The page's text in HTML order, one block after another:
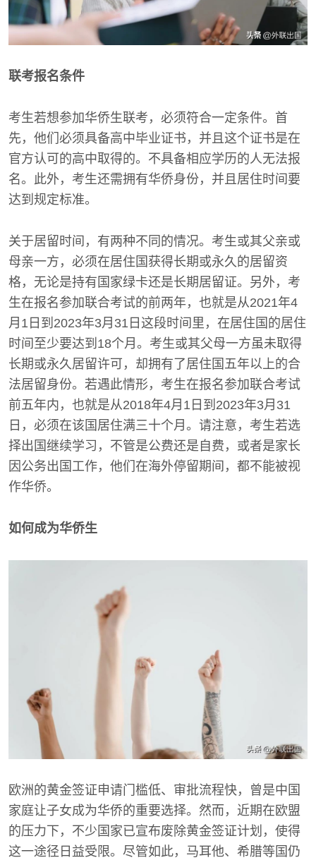
联考报名条件
考生若想参加华侨生联考，必须符合一定条件。首
先，他们必须具备高中毕业证书，并且这个证书是在
官方认可的高中取得的。不具备相应学历的人无法报
名。此外，考生还需拥有华侨身份，并且居住时间要
达到规定标准。
关于居留时间，有两种不同的情况。考生或其父亲或
母亲一方，必须在居住国获得长期或永久的居留资
格，无论是持有国家绿卡还是长期居留证。另外，考
生在报名参加联合考试的前两年，也就是从2021年4
月1日到2023年3月31日这段时间里，在居住国的居住
时间至少要达到18个月。考生或其父母一方虽未取得
长期或永久居留许可，却拥有了居住国五年以上的合
法居留身份。若遇此情形，考生在报名参加联合考试
前五年内，也就是从2018年4月1日到2023年3月31
日，必须在该国居住满三十个月。请注意，考生若选
择出国继续学习，不管是公费还是自费，或者是家长
因公务出国工作，他们在海外停留期间，都不能被视
作华侨。
如何成为华侨生
欧洲的黄金签证申请门槛低、审批流程快，曾是中国
家庭让子女成为华侨的重要选择。然而，近期在欧盟
的压力下，不少国家已宣布废除黄金签证计划，使得
这一途径日益受限。尽管如此，马耳他、希腊等国仍